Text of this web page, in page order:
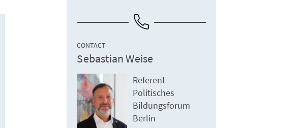
CONTACT
Sebastian Weise
Referent
Politisches
Bildungsforum
Berlin